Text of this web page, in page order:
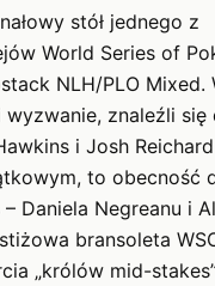
stół jednego z
World Series of
NLH/PLO Mixed.
znaleźli się
i Josh
to obecność
Daniela Negreanu i
bransoleta
„królów mid-